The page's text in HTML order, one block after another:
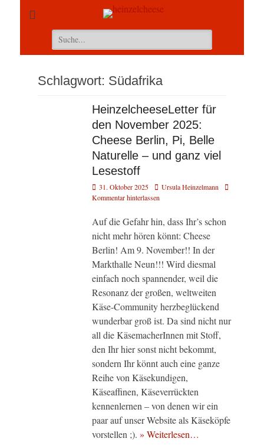
nach:
Schlagwort: Südafrika
HeinzelcheeseLetter für
den November 2025:
Cheese Berlin, Pi, Belle
Naturelle – und ganz viel
Lesestoff
Veröffentlicht
am
31. Oktober 2025 AutorUrsula Heinzelmann
Kommentar hinterlassen
Auf die Gefahr hin, dass Ihr’s schon
nicht mehr hören könnt: Cheese
Berlin! Am 9. November!! In der
Markthalle Neun!!! Wird diesmal
einfach noch spannender, weil die
Resonanz der großen, weltweiten
Käse-Community herzbeglückend
wunderbar groß ist. Da sind nicht nur
all die KäsemacherInnen mit Stoff,
den Ihr hier sonst nicht bekommt,
sondern Ihr könnt auch eine ganze
Reihe von Käsekundigen,
Käseaffinen, Käseverrückten
kennenlernen – von denen wir ein
paar auf unser Website als Käseköpfe
vorstellen ;). » Weiterlesen…